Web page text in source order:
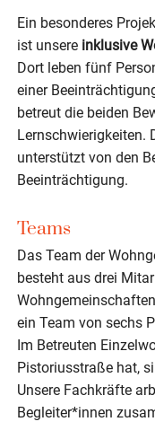
Ein besonderes
ist unsere inklusive
Dort leben fünf
einer
betreut die beiden
Lernschwierigkeiten.
unterstützt von den
Beeinträchtigung.
Teams
Das Team der
besteht aus drei
ein Team von sechs
Im Betreuten
Pistoriusstraße hat,
Unsere Fachkräfte
Begleiter*innen